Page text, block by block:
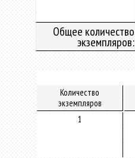
Общее количество
экземпляров:
Количество
экземпляров
1